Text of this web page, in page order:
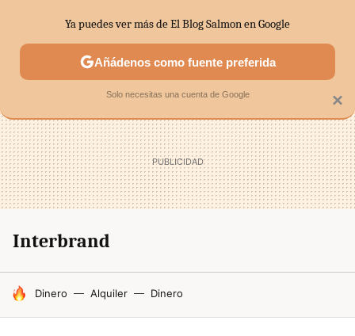
SECTORES ECONOMÍA DOMÉSTICA MERCADOS
Interbrand
HOY SE HABLA DE
Dinero Alquiler Dinero
×
Ya puedes ver más de El Blog Salmon en Google
Añádenos como fuente preferida
Solo necesitas una cuenta de Google